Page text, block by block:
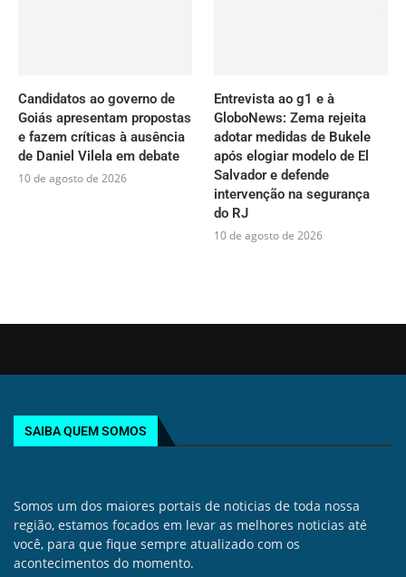
Candidatos ao governo de
Goiás apresentam propostas
e fazem críticas à ausência
de Daniel Vilela em debate
10 de agosto de 2026
Entrevista ao g1 e à
GloboNews: Zema rejeita
adotar medidas de Bukele
após elogiar modelo de El
Salvador e defende
intervenção na segurança
do RJ
10 de agosto de 2026
SAIBA QUEM SOMOS
Somos um dos maiores portais de noticias de toda nossa
região, estamos focados em levar as melhores noticias até
você, para que fique sempre atualizado com os
acontecimentos do momento.